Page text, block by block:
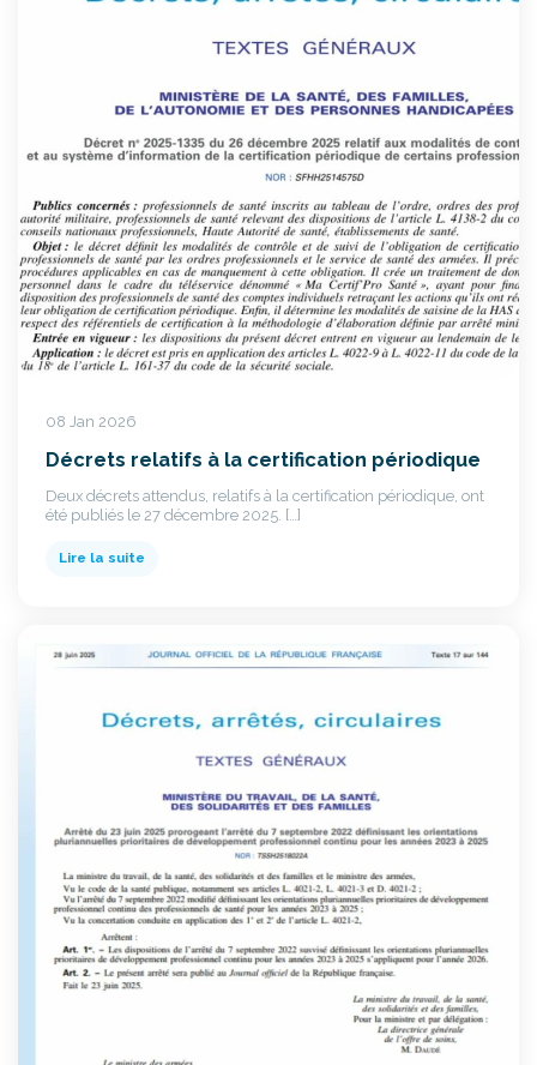
08 Jan 2026
Décrets relatifs à la certification périodique
Deux décrets attendus, relatifs à la certification périodique, ont
été publiés le 27 décembre 2025. […]
Lire la suite